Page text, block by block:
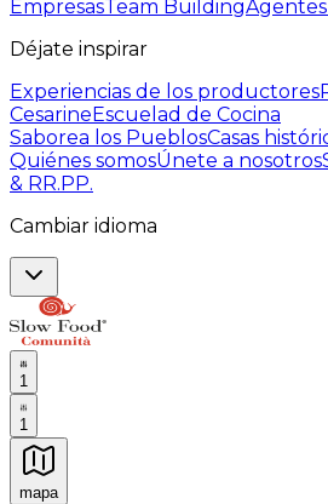
Empresas Team Building
Déjate inspirar
Experiencias de los productores
CesarineEscuelad de Cocina
Saborea los PueblosCasas
Quiénes somosÚnete a nosotros
& RR.PP.
Cambiar idioma
1
1
mapa